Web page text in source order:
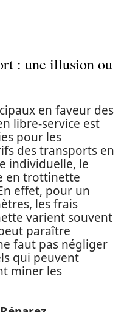
: une illusion ou
en faveur des
libre-service est
pour les
des transports en
individuelle, le
en trottinette
effet, pour un
les frais
varient souvent
paraître
faut pas négliger
qui peuvent
miner les